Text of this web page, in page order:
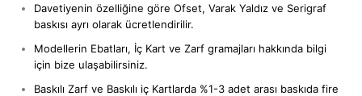
Davetiyenin özelliğine göre Ofset, Varak Yaldız ve Serigraf
baskısı ayrı olarak ücretlendirilir.
Modellerin Ebatları, İç Kart ve Zarf gramajları hakkında bilgi
için bize ulaşabilirsiniz.
Baskılı Zarf ve Baskılı iç Kartlarda %1-3 adet arası baskıda fire